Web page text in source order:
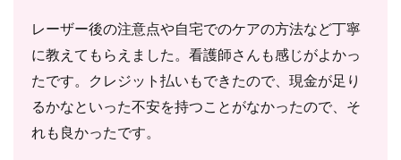
レーザー後の注意点や自宅でのケアの方法など丁寧
に教えてもらえました。看護師さんも感じがよかっ
たです。クレジット払いもできたので、現金が足り
るかなといった不安を持つことがなかったので、そ
れも良かったです。